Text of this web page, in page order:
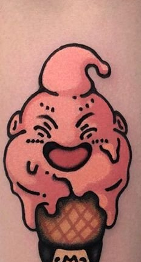
订阅号：laobing66666 打造国
纹身作品 一站搞定！回复相
强最全纹身图案尽在其中！